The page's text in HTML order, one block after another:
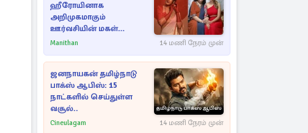
ஹீரோயினாக
அறிமுகமாகும்
ஊர்வசியின் மகள்
தேஜலட்சுமி!
Manithan 14 மணி நேரம் முன்
ஜனநாயகன் தமிழ்நாடு
பாக்ஸ் ஆபிஸ்: 15
நாட்களில் செய்துள்ள
வசூல்..
Cineulagam 14 மணி நேரம் முன்